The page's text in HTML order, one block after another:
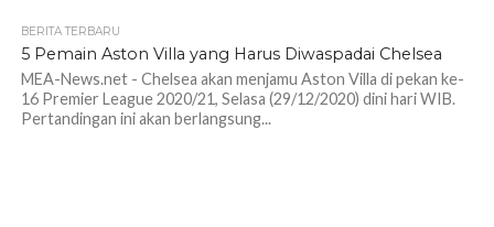
BERITA TERBARU
5 Pemain Aston Villa yang Harus Diwaspadai Chelsea
MEA-News.net - Chelsea akan menjamu Aston Villa di pekan ke-
16 Premier League 2020/21, Selasa (29/12/2020) dini hari WIB.
Pertandingan ini akan berlangsung...